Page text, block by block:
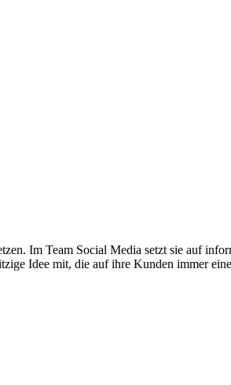
Im Team Social Media setzt sie auf
Idee mit, die auf ihre Kunden immer